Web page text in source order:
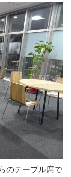
のテーブル席で